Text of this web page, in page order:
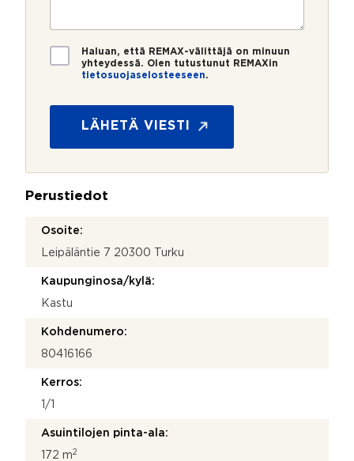
o
*
i
*
T
i
o
*
Haluan, että REMAX-välittäjä on minuun
yhteydessä. Olen tutustunut REMAXin
tietosuojaselosteeseen.
LÄHETÄ VIESTI
Perustiedot
Osoite:
Leipäläntie 7 20300 Turku
Kaupunginosa/kylä:
Kastu
Kohdenumero:
80416166
Kerros:
1/1
Asuintilojen pinta-ala:
172 m2